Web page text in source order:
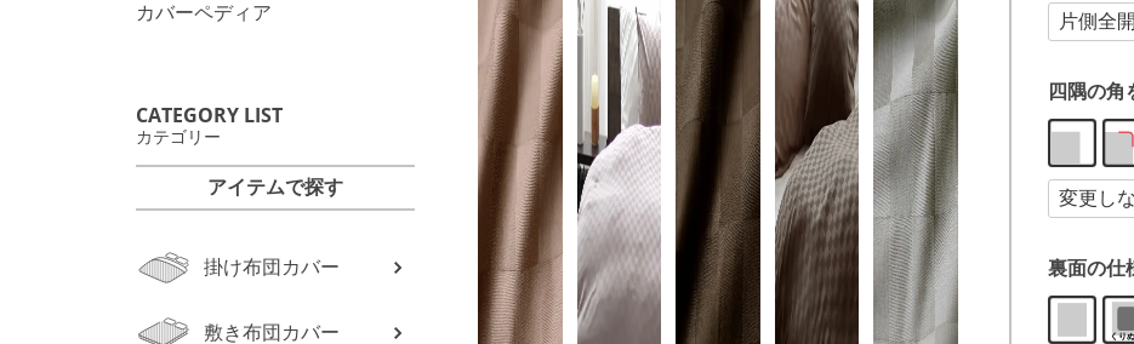
カバーペディア
CATEGORY LIST
カテゴリー
アイテムで探す
掛け布団カバー
敷き布団カバー
四隅の角
裏面の仕